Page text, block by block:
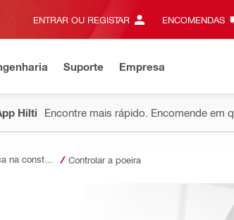
ENTRAR OU REGISTAR ENCOMENDAS
Suporte Empresa
Hilti Encontre mais rápido. Encomende em
Controlar a poeira